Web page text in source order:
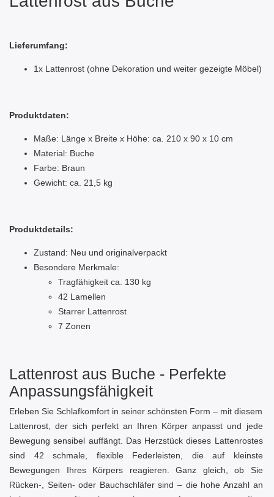
Lieferumfang:
1x Lattenrost (ohne Dekoration und weiter gezeigte Möbel)
Produktdaten:
Maße: Länge x Breite x Höhe: ca. 210 x 90 x 10 cm
Material: Buche
Farbe: Braun
Gewicht: ca. 21,5 kg
Produktdetails:
Zustand: Neu und originalverpackt
Besondere Merkmale:
Tragfähigkeit ca. 130 kg
42 Lamellen
Starrer Lattenrost
7 Zonen
Lattenrost aus Buche - Perfekte
Anpassungsfähigkeit
Erleben Sie Schlafkomfort in seiner schönsten Form – mit diesem
Lattenrost, der sich perfekt an Ihren Körper anpasst und jede
Bewegung sensibel auffängt. Das Herzstück dieses Lattenrostes
sind 42 schmale, flexible Federleisten, die auf kleinste
Bewegungen Ihres Körpers reagieren. Ganz gleich, ob Sie
Rücken-, Seiten- oder Bauchschläfer sind – die hohe Anzahl an